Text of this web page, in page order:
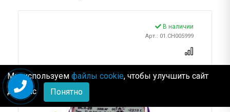
В наличии
Арт.: 01.CH005999
Мы используем файлы cookie, чтобы улучшить сайт
для Вас
Понятно